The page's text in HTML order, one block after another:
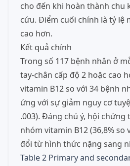
cho đến khi hoàn thành
cứu. Điểm cuối chính là tỷ lệ
cao hơn.
Kết quả chính
Trong số 117 bệnh nhân ở
tay-chân cấp độ 2 hoặc cao
vitamin B12 so với 34 bệnh
ứng với sự giảm nguy cơ
.003). Đáng chú ý, hội
nhóm vitamin B12 (36,8% so
đổi từ hình thức nặng sang
Table 2 Primary and